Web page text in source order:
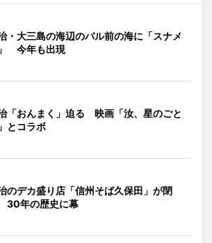
・大三島の海辺のバル前の海に「スナメ
今年も出現
「おんまく」迫る 映画「汝、星のごと
とコラボ
のデカ盛り店「信州そば久保田」が閉
30年の歴史に幕